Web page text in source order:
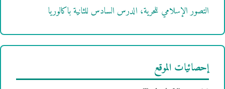
التصور الإسلامي للحرية، الدرس السادس للثانية باكالوريا
إحصائيات الموقع